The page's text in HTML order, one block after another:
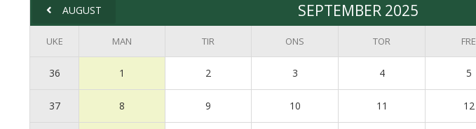
AUGUST SEPTEMBER 2025
UKE MAN TIR ONS TOR FRE
36 1 2 3 4 5
37 8 9 10 11 12